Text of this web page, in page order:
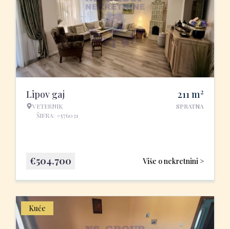
Lipov gaj
VETERNIK
ŠIFRA: #576031
211m2
SPRATNA
Više o nekretnini >
€504.700
Kuće